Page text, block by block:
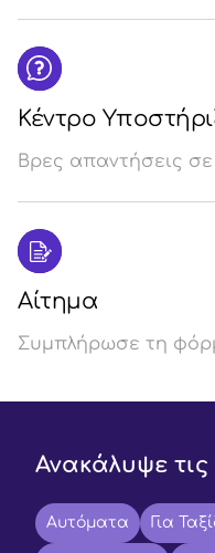
Κέντρο
Βρες απαντήσεις
Αίτημα
Συμπλήρωσε τη
Ανακάλυψε
Αυτόματα Για